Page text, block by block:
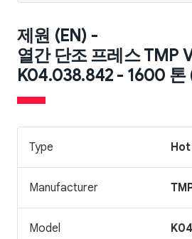
제원 (EN) -
열간 단조 프레스 TMP
K04.038.842 - 1600 톤
Type
Manufacturer
Model